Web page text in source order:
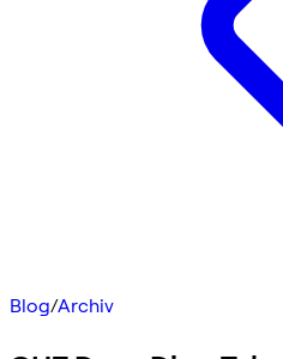
Blog/Archiv